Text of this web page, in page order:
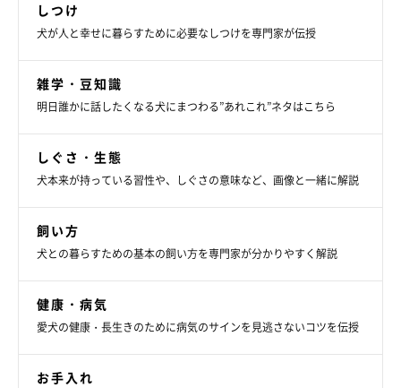
予行練習といっても、行き先までの練習は難しいので、同じ移動
手段で近場にお出かけを。それだけでも犬の様子がわかり、対応
策を考えられるでしょう。また、事前に休憩場所や移動先の救急
しつけ
犬が人と幸せに暮らすために必要なしつけを専門家が伝授
雑学・豆知識
明日誰かに話したくなる犬にまつわる”あれこれ”ネタはこちら
しぐさ・生態
犬本来が持っている習性や、しぐさの意味など、画像と一緒に解説
飼い方
犬との暮らすための基本の飼い方を専門家が分かりやすく解説
健康・病気
愛犬の健康・長生きのために病気のサインを見逃さないコツを伝授
お手入れ